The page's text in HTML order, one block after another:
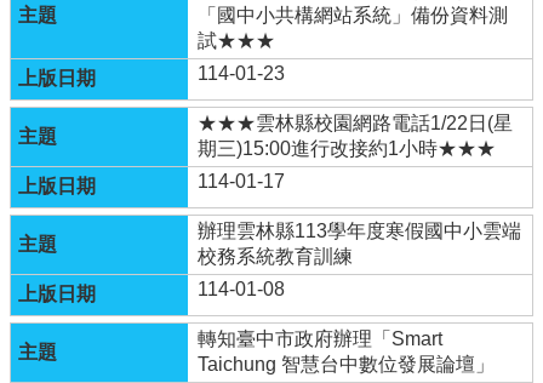
保
署
空
氣
品
質
監
測
站
回
「國中小共構網站系統」備份資料測
試★★★
114-01-23
★★★雲林縣校園網路電話1/22日(星
期三)15:00進行改接約1小時★★★
114-01-17
辦理雲林縣113學年度寒假國中小雲端
校務系統教育訓練
114-01-08
轉知臺中市政府辦理「Smart
Taichung 智慧台中數位發展論壇」